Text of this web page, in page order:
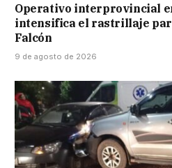
Operativo interprovincial
intensifica el rastrillaje
Falcón
9 de agosto de 2026